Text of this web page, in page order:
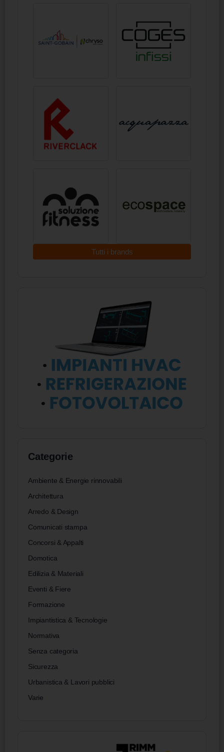
Tutti i brands
Categorie
Ambiente & Energie rinnovabili
Architettura
Arredo & Design
Comunicati stampa
Concorsi & Appalti
Domotica
Edilizia & Materiali
Eventi & Fiere
Formazione
Impiantistica & Tecnologie
Normativa
Senza categoria
Sicurezza
Urbanistica & Lavori pubblici
Varie